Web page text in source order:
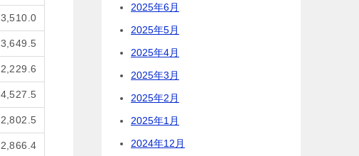
3,510.0
3,649.5
2,229.6
4,527.5
2,802.5
2,866.4
2025年6月
2025年5月
2025年4月
2025年3月
2025年2月
2025年1月
2024年12月